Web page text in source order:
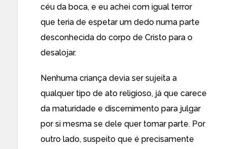
céu da boca, e eu achei com igual terror
que teria de espetar um dedo numa parte
desconhecida do corpo de Cristo para o
desalojar.
Nenhuma criança devia ser sujeita a
qualquer tipo de ato religioso, já que carece
da maturidade e discernimento para julgar
por si mesma se dele quer tomar parte. Por
outro lado, suspeito que é precisamente